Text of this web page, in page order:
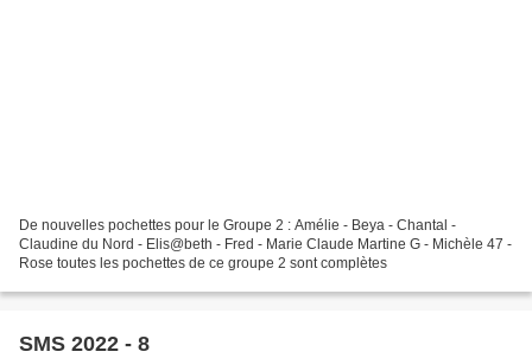
De nouvelles pochettes pour le Groupe 2 : Amélie - Beya - Chantal -
Claudine du Nord - Elis@beth - Fred - Marie Claude Martine G - Michèle 47 -
Rose toutes les pochettes de ce groupe 2 sont complètes
SMS 2022 - 8